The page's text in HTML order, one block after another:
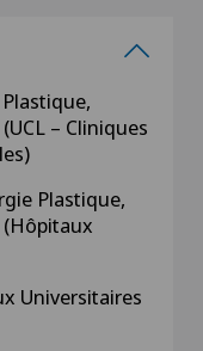
– Cliniques
Plastique,
Universitaires